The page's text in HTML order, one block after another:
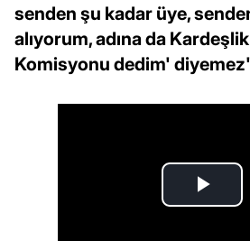
senden şu kadar üye,
alıyorum, adına da Kardeşlik
Komisyonu dedim'